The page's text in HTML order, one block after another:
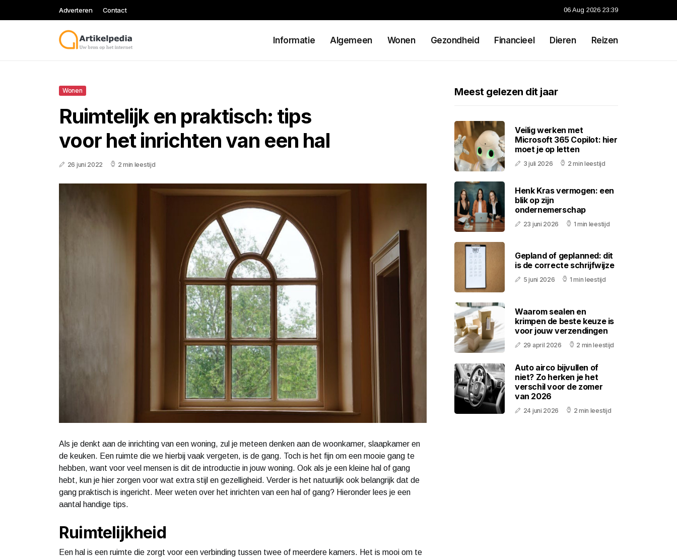
Adverteren Contact 06 Aug 2026 23:39
Informatie Algemeen Wonen Gezondheid Financieel Dieren Reizen
Wonen
Ruimtelijk en praktisch: tips
voor het inrichten van een hal
26 juni 2022 2 min leestijd
Als je denkt aan de inrichting van een woning, zul je meteen denken aan de woonkamer, slaapkamer en
de keuken. Een ruimte die we hierbij vaak vergeten, is de gang. Toch is het fijn om een mooie gang te
hebben, want voor veel mensen is dit de introductie in jouw woning. Ook als je een kleine hal of gang
hebt, kun je hier zorgen voor wat extra stijl en gezelligheid. Verder is het natuurlijk ook belangrijk dat de
gang praktisch is ingericht. Meer weten over het inrichten van een hal of gang? Hieronder lees je een
aantal handige tips.
Ruimtelijkheid
Een hal is een ruimte die zorgt voor een verbinding tussen twee of meerdere kamers. Het is mooi om te
Meest gelezen dit jaar
Veilig werken met
Microsoft 365 Copilot: hier
moet je op letten
3 juli 2026 2 min leestijd
Henk Kras vermogen: een
blik op zijn
ondernemerschap
23 juni 2026 1 min leestijd
Gepland of geplanned: dit
is de correcte schrijfwijze
5 juni 2026 1 min leestijd
Waarom sealen en
krimpen de beste keuze is
voor jouw verzendingen
29 april 2026 2 min leestijd
Auto airco bijvullen of
niet? Zo herken je het
verschil voor de zomer
van 2026
24 juni 2026 2 min leestijd